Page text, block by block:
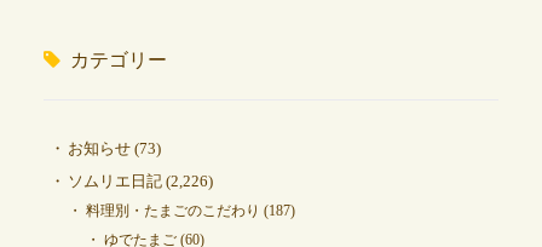
カテゴリー
お知らせ(73)
ソムリエ日記(2,226)
料理別・たまごのこだわり (187)
ゆでたまご(60)